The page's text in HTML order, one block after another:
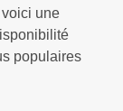
voici une
populaires